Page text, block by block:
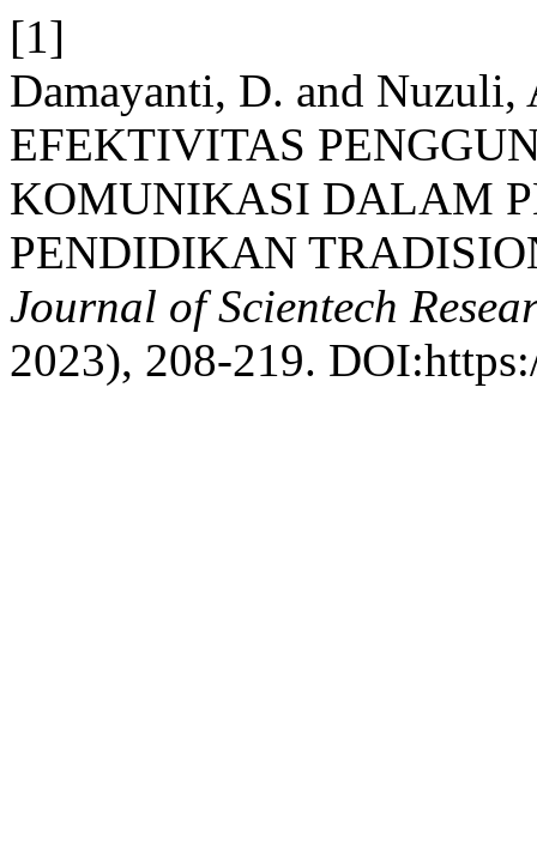
[1]
Damayanti, D. and
EFEKTIVITAS
KOMUNIKASI DALAM
PENDIDIKAN
Journal of Scientech
2023), 208-219.